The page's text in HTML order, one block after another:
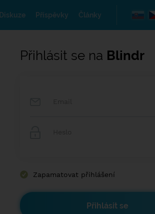
Diskuze Příspěvky Články
Přihlásit se na Blindr
Zapamatovat přihlášení